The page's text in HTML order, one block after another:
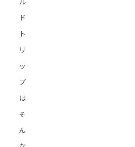
ド
ト
リ
ッ
プ
は
そ
ん